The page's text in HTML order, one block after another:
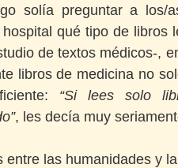
solía preguntar a los/
qué tipo de libros
de textos médicos-,
libros de medicina no
“Si lees solo
, les decía muy
entre las humanidades y